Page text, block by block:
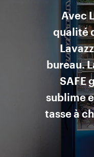
Avec
qualité
bureau.
SAFE
sublime
tasse à